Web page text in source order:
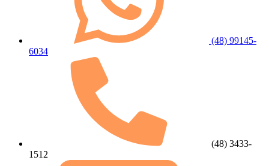
(48) 99145-
6034
(48) 3433-
1512